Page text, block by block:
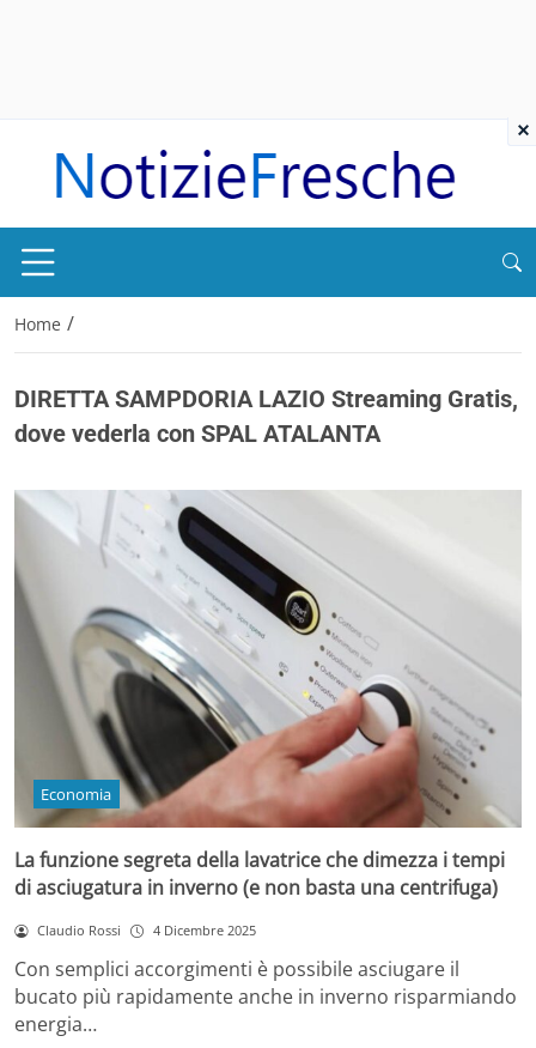
Home /
DIRETTA SAMPDORIA LAZIO Streaming Gratis,
dove vederla con SPAL ATALANTA
Economia
La funzione segreta della lavatrice che dimezza i tempi
di asciugatura in inverno (e non basta una centrifuga)
Claudio Rossi 4 Dicembre 2025
Con semplici accorgimenti è possibile asciugare il
bucato più rapidamente anche in inverno risparmiando
energia…
×